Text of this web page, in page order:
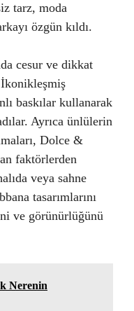
tarz, moda
özgün kıldı.
cesur ve dikkat
baskılar kullanarak
Ayrıca ünlülerin
Dolce &
faktörlerden
veya sahne
tasarımlarını
ve görünürlüğünü
Nerenin